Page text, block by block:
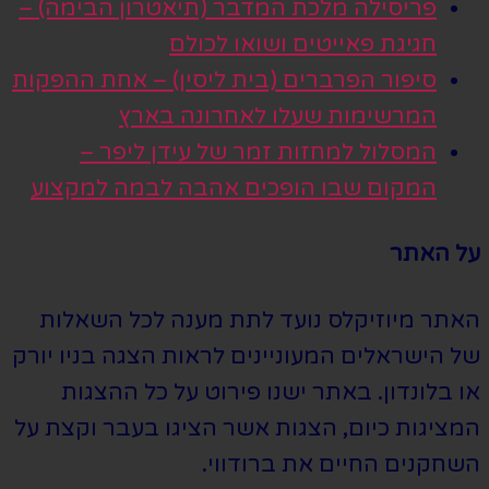
פריסילה מלכת המדבר (תיאטרון הבימה) –
חגיגת פאייטים ושואו לכולם
סיפור הפרברים (בית ליסין) – אחת ההפקות
המרשימות שעלו לאחרונה בארץ
המסלול למחזות זמר של עידן ליפר –
המקום שבו הופכים אהבה לבמה למקצוע
על האתר
האתר מיוזיקלס נועד לתת מענה לכל השאלות
של הישראלים המעוניינים לראות הצגה בניו יורק
או בלונדון. באתר ישנו פירוט על כל ההצגות
המציגות כיום, הצגות אשר הציגו בעבר וקצת על
השחקנים החיים את ברודווי.